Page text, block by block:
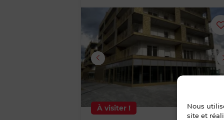
Nous
site et
À visiter !